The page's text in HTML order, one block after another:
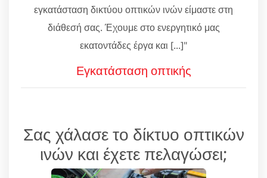
εγκατάσταση δικτύου οπτικών ινών είμαστε στη
διάθεσή σας. Έχουμε στο ενεργητικό μας
εκατοντάδες έργα και [...]"
Εγκατάσταση οπτικής
Σας χάλασε το δίκτυο οπτικών
ινών και έχετε πελαγώσει;